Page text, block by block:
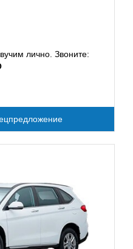
лично. Звоните: